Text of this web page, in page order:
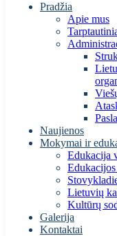
Pradžia
Apie mus
Naujienos
Mokymai ir
Edukacija
Lietuvių
Kultūrų
Galerija
Kontaktai